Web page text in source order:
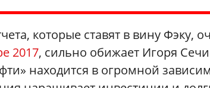
которые ставят в вину Фэку,
2017, сильно обижает Игоря
находится в огромной